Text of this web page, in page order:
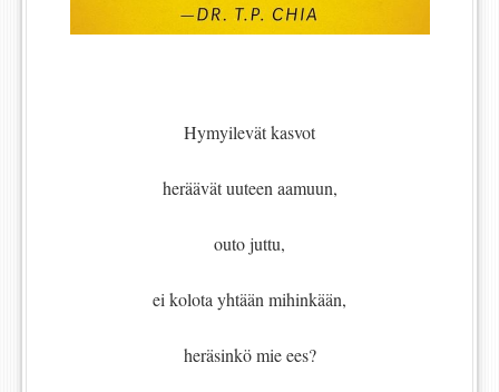
Hymyilevät kasvot
heräävät uuteen aamuun,
outo juttu,
ei kolota yhtään mihinkään,
heräsinkö mie ees?